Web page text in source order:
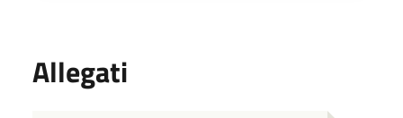
Allegati